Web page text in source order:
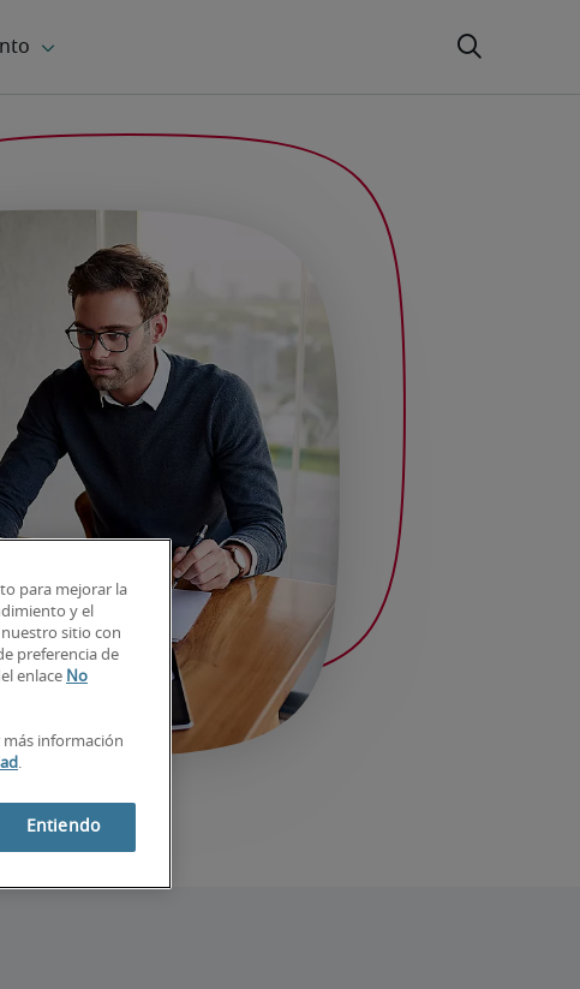
para mejorar la
y el
sitio con
preferencia de
enlace No
más información
.
Entiendo